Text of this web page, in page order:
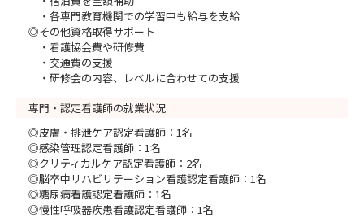
・各専門教育機関での学習中も給与を支給
◎その他資格取得サポート
・看護協会費や研修費
・交通費の支援
・研修会の内容、レベルに合わせての支援
専門・認定看護師の就業状況
◎皮膚・排泄ケア認定看護師：1名
◎感染管理認定看護師：1名
◎クリティカルケア認定看護師：2名
◎脳卒中リハビリテーション看護認定看護師：1名
◎糖尿病看護認定看護師：1名
◎慢性呼吸器疾患看護認定看護師：1名